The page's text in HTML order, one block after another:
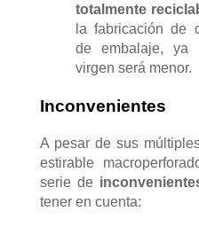
totalmente
la fabricación de
de embalaje, ya
virgen será menor.
Inconvenientes
A pesar de sus
estirable
serie de
tener en cuenta: